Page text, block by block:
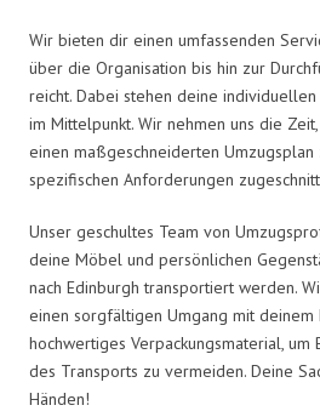
Wir bieten dir einen umfassenden
über die Organisation bis hin zur
reicht. Dabei stehen deine
im Mittelpunkt. Wir nehmen uns die
einen maßgeschneiderten
spezifischen Anforderungen
Unser geschultes Team von
deine Möbel und persönlichen
nach Edinburgh transportiert werden.
einen sorgfältigen Umgang mit deinem
hochwertiges Verpackungsmaterial, um
des Transports zu vermeiden. Deine
Händen!